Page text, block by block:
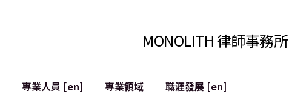
MONOLITH 律師事務所
專業人員 [en]
專業領域
職涯發展 [en]